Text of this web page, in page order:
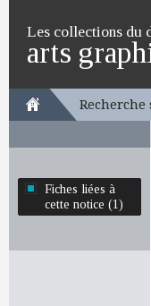
Les collections du
arts
Recherche
Fiches liées à
cette notice (1)